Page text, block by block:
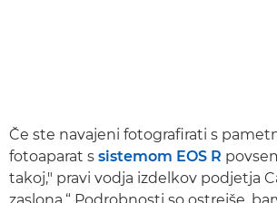
Če ste navajeni fotografirati s
fotoaparat s sistemom EOS R
takoj," pravi vodja izdelkov podjetja